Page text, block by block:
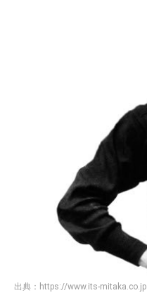
出典： https://www.its-mitaka.co.jp